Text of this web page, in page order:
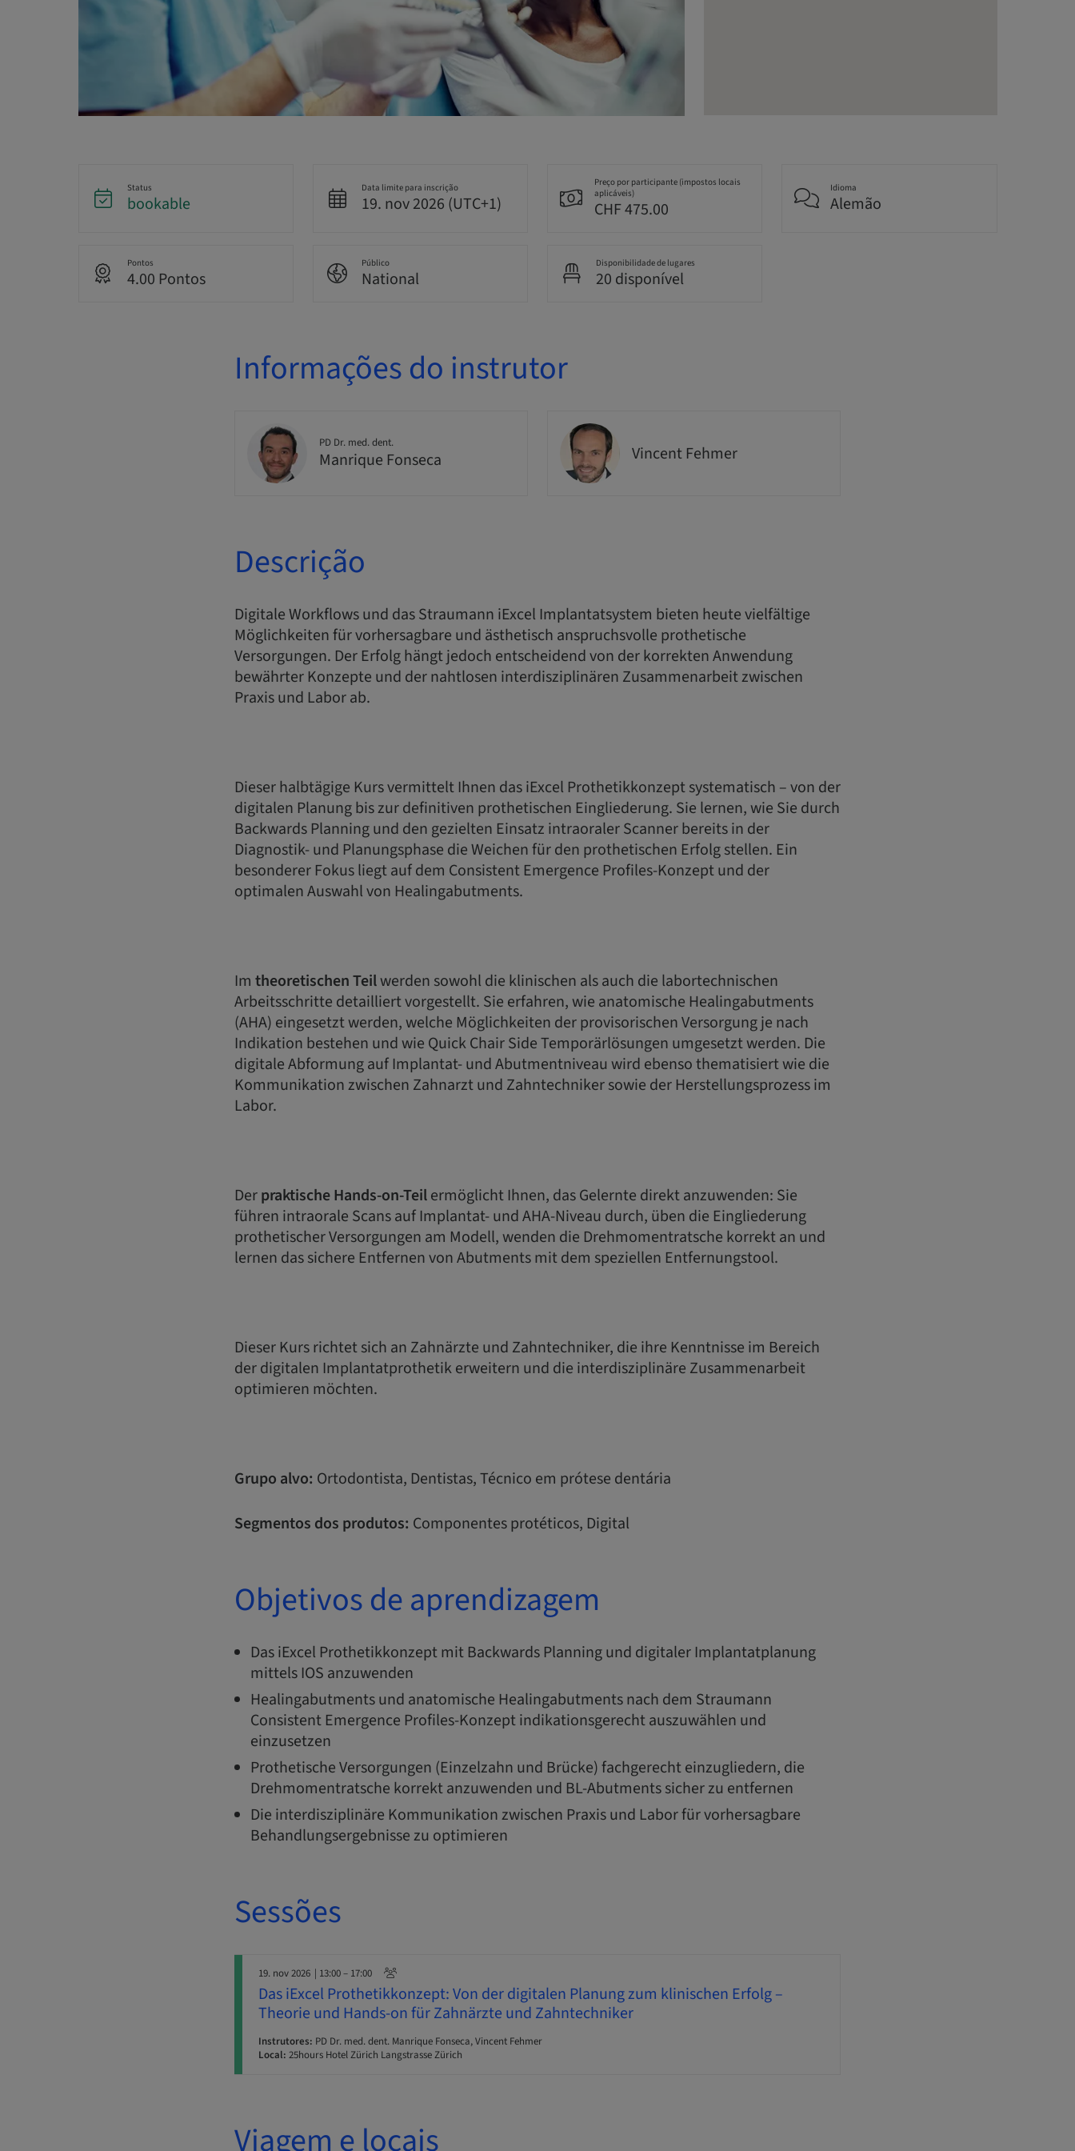
Status
bookable
Data limite para inscrição
19. nov 2026 (UTC+1)
Preço por participante (impostos locais
aplicáveis)
CHF 475.00
Idioma
Alemão
Pontos
4.00 Pontos
Público
National
Disponibilidade de lugares
20 disponível
Informações do instrutor
PD Dr. med. dent.
Manrique Fonseca Vincent Fehmer
Descrição
Digitale Workflows und das Straumann iExcel Implantatsystem bieten heute vielfältige
Möglichkeiten für vorhersagbare und ästhetisch anspruchsvolle prothetische
Versorgungen. Der Erfolg hängt jedoch entscheidend von der korrekten Anwendung
bewährter Konzepte und der nahtlosen interdisziplinären Zusammenarbeit zwischen
Praxis und Labor ab.
Dieser halbtägige Kurs vermittelt Ihnen das iExcel Prothetikkonzept systematisch – von der
digitalen Planung bis zur definitiven prothetischen Eingliederung. Sie lernen, wie Sie durch
Backwards Planning und den gezielten Einsatz intraoraler Scanner bereits in der
Diagnostik- und Planungsphase die Weichen für den prothetischen Erfolg stellen. Ein
besonderer Fokus liegt auf dem Consistent Emergence Profiles-Konzept und der
optimalen Auswahl von Healingabutments.
Im theoretischen Teilwerden sowohl die klinischen als auch die labortechnischen
Arbeitsschritte detailliert vorgestellt. Sie erfahren, wie anatomische Healingabutments
(AHA) eingesetzt werden, welche Möglichkeiten der provisorischen Versorgung je nach
Indikation bestehen und wie Quick Chair Side Temporärlösungen umgesetzt werden. Die
digitale Abformung auf Implantat- und Abutmentniveau wird ebenso thematisiert wie die
Kommunikation zwischen Zahnarzt und Zahntechniker sowie der Herstellungsprozess im
Labor.
Derpraktische Hands-on-Teilermöglicht Ihnen, das Gelernte direkt anzuwenden: Sie
führen intraorale Scans auf Implantat- und AHA-Niveau durch, üben die Eingliederung
prothetischer Versorgungen am Modell, wenden die Drehmomentratsche korrekt an und
lernen das sichere Entfernen von Abutments mit dem speziellen Entfernungstool.
Dieser Kurs richtet sich an Zahnärzte und Zahntechniker, die ihre Kenntnisse im Bereich
der digitalen Implantatprothetik erweitern und die interdisziplinäre Zusammenarbeit
optimieren möchten.
Grupo alvo: Ortodontista, Dentistas, Técnico em prótese dentária
Segmentos dos produtos: Componentes protéticos, Digital
Objetivos de aprendizagem
Das iExcel Prothetikkonzept mit Backwards Planning und digitaler Implantatplanung
mittels IOS anzuwenden
Healingabutments und anatomische Healingabutments nach dem Straumann
Consistent Emergence Profiles-Konzept indikationsgerecht auszuwählen und
einzusetzen
Prothetische Versorgungen (Einzelzahn und Brücke) fachgerecht einzugliedern, die
Drehmomentratsche korrekt anzuwenden und BL-Abutments sicher zu entfernen
Die interdisziplinäre Kommunikation zwischen Praxis und Labor für vorhersagbare
Behandlungsergebnisse zu optimieren
Sessões
19. nov 2026 | 13:00 – 17:00
Das iExcel Prothetikkonzept: Von der digitalen Planung zum klinischen Erfolg –
Theorie und Hands-on für Zahnärzte und Zahntechniker
Instrutores: PD Dr. med. dent. Manrique Fonseca, Vincent Fehmer
Local: 25hours Hotel Zürich Langstrasse Zürich
Viagem e locais